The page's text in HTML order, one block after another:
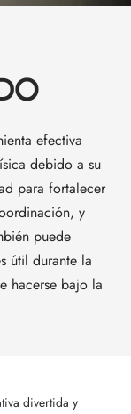
efectiva
debido a su
para fortalecer
y
puede
útil durante la
hacerse bajo la
divertida y